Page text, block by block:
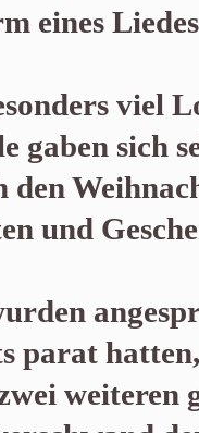
eines
viel
gaben sich
den
und
parat
weiteren